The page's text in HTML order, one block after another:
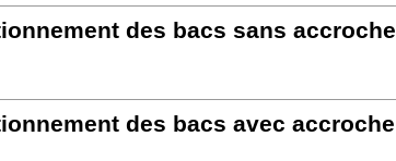
des bacs sans accroche
des bacs avec accroche